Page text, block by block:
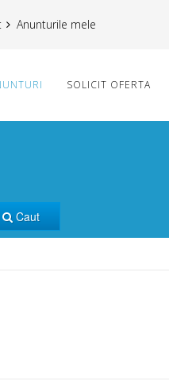
Anunturile mele
SOLICIT OFERTA
Caut